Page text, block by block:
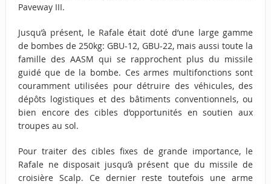
Paveway III.
Jusqu’à présent, le Rafale était doté d’une large gamme
de bombes de 250kg: GBU-12, GBU-22, mais aussi toute la
famille des AASM qui se rapprochent plus du missile
guidé que de la bombe. Ces armes multifonctions sont
couramment utilisées pour détruire des véhicules, des
dépôts logistiques et des bâtiments conventionnels, ou
bien encore des cibles d’opportunités en soutien aux
troupes au sol.
Pour traiter des cibles fixes de grande importance, le
Rafale ne disposait jusqu’à présent que du missile de
croisière Scalp. Ce dernier reste toutefois une arme